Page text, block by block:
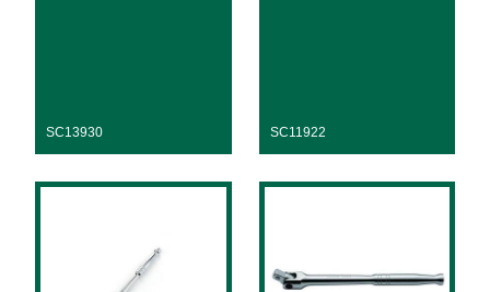
SC13930 SC11922